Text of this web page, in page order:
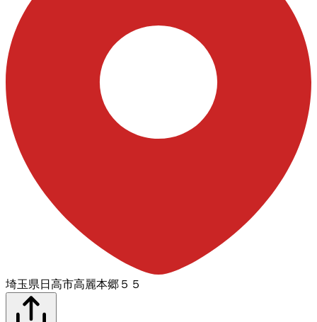
埼玉県日高市高麗本郷５５